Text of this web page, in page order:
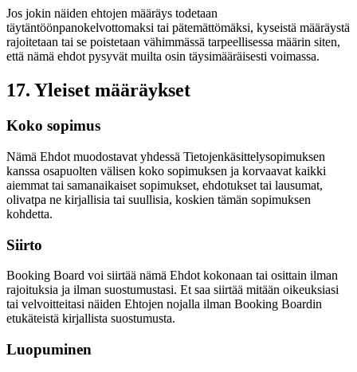
Jos jokin näiden ehtojen määräys todetaan
täytäntöönpanokelvottomaksi tai pätemättömäksi, kyseistä määräystä
rajoitetaan tai se poistetaan vähimmässä tarpeellisessa määrin siten,
että nämä ehdot pysyvät muilta osin täysimääräisesti voimassa.
17. Yleiset määräykset
Koko sopimus
Nämä Ehdot muodostavat yhdessä Tietojenkäsittelysopimuksen
kanssa osapuolten välisen koko sopimuksen ja korvaavat kaikki
aiemmat tai samanaikaiset sopimukset, ehdotukset tai lausumat,
olivatpa ne kirjallisia tai suullisia, koskien tämän sopimuksen
kohdetta.
Siirto
Booking Board voi siirtää nämä Ehdot kokonaan tai osittain ilman
rajoituksia ja ilman suostumustasi. Et saa siirtää mitään oikeuksiasi
tai velvoitteitasi näiden Ehtojen nojalla ilman Booking Boardin
etukäteistä kirjallista suostumusta.
Luopuminen